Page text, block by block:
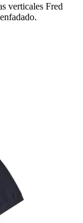
verticales Fred